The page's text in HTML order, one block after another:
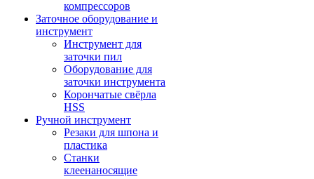
компрессоров
Заточное оборудование и
инструмент
Инструмент для
заточки пил
Оборудование для
заточки инструмента
Корончатые свёрла
HSS
Ручной инструмент
Резаки для шпона и
пластика
Станки
клеенаносящие